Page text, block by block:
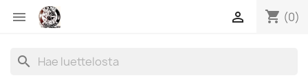
 shopping_cart (0)

search